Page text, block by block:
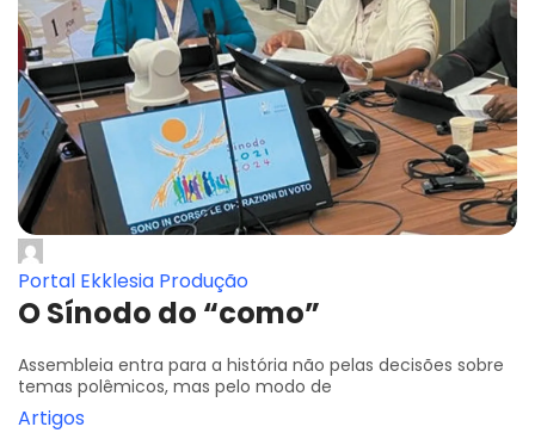
Portal Ekklesia Produção
O Sínodo do “como”
Assembleia entra para a história não pelas decisões sobre
temas polêmicos, mas pelo modo de
Artigos